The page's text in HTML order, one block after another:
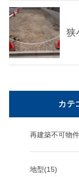
狭
カテ
再建築不可物
地型(15)